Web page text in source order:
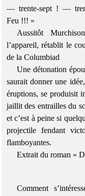
— trente-sept ! —
Feu !!! »
Aussitôt
l’appareil, rétablit le
de la Columbiad
Une détonation
saurait donner une
éruptions, se produisit
jaillit des entrailles du
et c’est à peine si
projectile fendant
flamboyantes.
Extrait du roman «
Comment